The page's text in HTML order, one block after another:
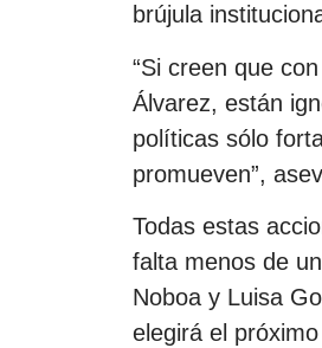
brújula
“Si creen que
Álvarez, están
políticas sólo
promueven”,
Todas estas
falta menos de
Noboa y Luisa
elegirá el